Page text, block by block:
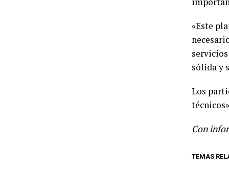
«Este
sólida y
Los
Con
TEMAS